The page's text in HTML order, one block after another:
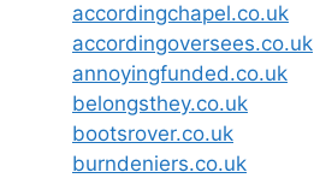
accordingchapel.co.uk
accordingoversees.co.uk
annoyingfunded.co.uk
belongsthey.co.uk
bootsrover.co.uk
burndeniers.co.uk